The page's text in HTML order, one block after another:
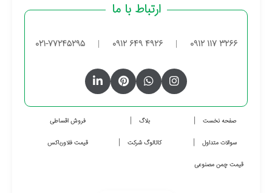
ارتباط با ما
0912 117 3266
|
0912 649 4926
|
021-77245295
صفحه نخست بلاگ فروش اقساطی
سوالات متداول کاتالوگ شرکت قیمت فلاورباکس
قیمت چمن مصنوعی